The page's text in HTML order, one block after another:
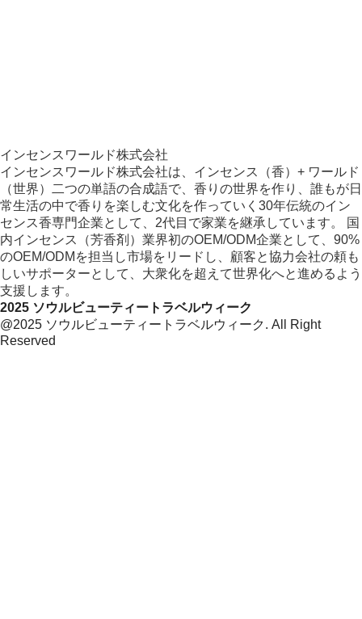
インセンスワールド株式会社
インセンスワールド株式会社は、インセンス（香）+ ワールド
（世界）二つの単語の合成語で、香りの世界を作り、誰もが日
常生活の中で香りを楽しむ文化を作っていく30年伝統のイン
センス香専門企業として、2代目で家業を継承しています。 国
内インセンス（芳香剤）業界初のOEM/ODM企業として、90%
のOEM/ODMを担当し市場をリードし、顧客と協力会社の頼も
しいサポーターとして、大衆化を超えて世界化へと進めるよう
支援します。
2025 ソウルビューティートラベルウィーク
@2025 ソウルビューティートラベルウィーク. All Right
Reserved